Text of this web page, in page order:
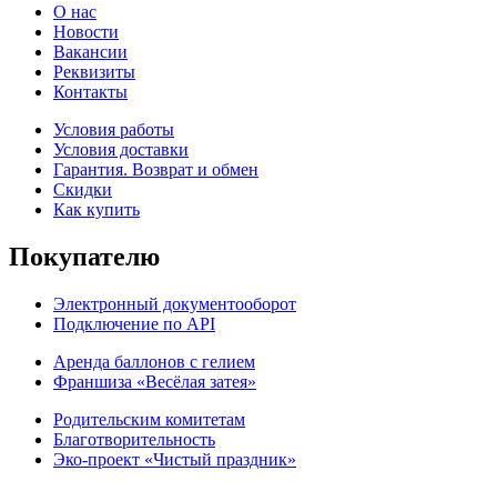
О нас
Новости
Вакансии
Реквизиты
Контакты
Условия работы
Условия доставки
Гарантия. Возврат и обмен
Скидки
Как купить
Покупателю
Электронный документооборот
Подключение по API
Аренда баллонов с гелием
Франшиза «Весёлая затея»
Родительским комитетам
Благотворительность
Эко-проект «Чистый праздник»